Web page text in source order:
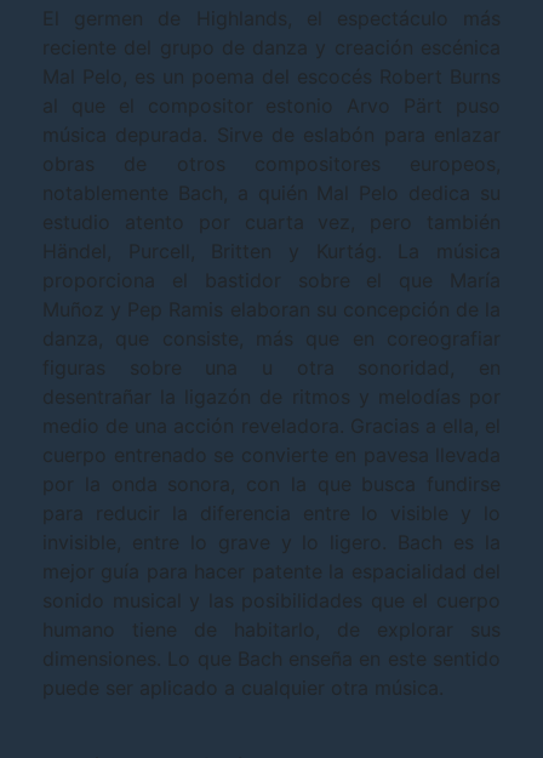
El germen de Highlands, el espectáculo más
reciente del grupo de danza y creación escénica
Mal Pelo, es un poema del escocés Robert Burns
al que el compositor estonio Arvo Pärt puso
música depurada. Sirve de eslabón para enlazar
obras de otros compositores europeos,
notablemente Bach, a quién Mal Pelo dedica su
estudio atento por cuarta vez, pero también
Händel, Purcell, Britten y Kurtág. La música
proporciona el bastidor sobre el que María
Muñoz y Pep Ramis elaboran su concepción de la
danza, que consiste, más que en coreografiar
figuras sobre una u otra sonoridad, en
desentrañar la ligazón de ritmos y melodías por
medio de una acción reveladora. Gracias a ella, el
cuerpo entrenado se convierte en pavesa llevada
por la onda sonora, con la que busca fundirse
para reducir la diferencia entre lo visible y lo
invisible, entre lo grave y lo ligero. Bach es la
mejor guía para hacer patente la espacialidad del
sonido musical y las posibilidades que el cuerpo
humano tiene de habitarlo, de explorar sus
dimensiones. Lo que Bach enseña en este sentido
puede ser aplicado a cualquier otra música.